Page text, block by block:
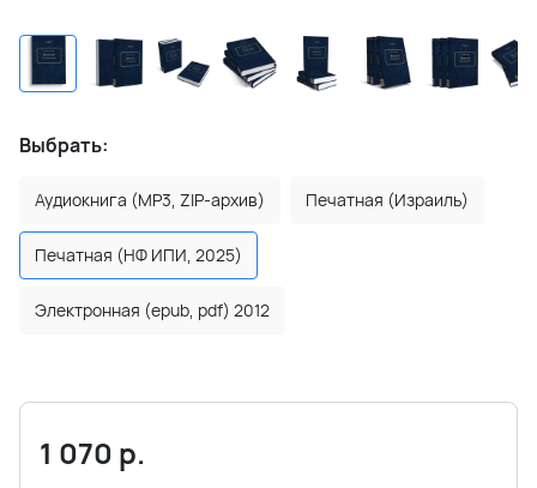
Выбрать:
Аудиокнига (MP3, ZIP-архив) Печатная (Израиль)
Печатная (НФ ИПИ, 2025)
Электронная (epub, pdf) 2012
1 070 р.